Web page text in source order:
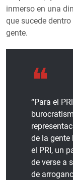
inmerso en una
que sucede
gente.
“Para el
de la gente
el PRI, un
de verse a
de